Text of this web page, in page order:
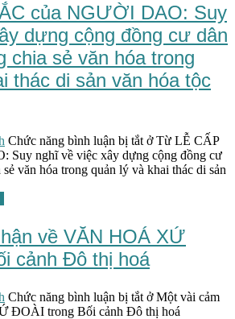
của NGƯỜI DAO: Suy
dựng cộng đồng cư dân
chia sẻ văn hóa trong
thác di sản văn hóa tộc
Chức năng bình luận bị tắt ở Từ LỄ CẤP
Suy nghĩ về việc xây dựng cộng đồng cư
văn hóa trong quản lý và khai thác di sản
về VĂN HOÁ XỨ
cảnh Đô thị hoá
Chức năng bình luận bị tắt ở Một vài cảm
ĐOÀI trong Bối cảnh Đô thị hoá